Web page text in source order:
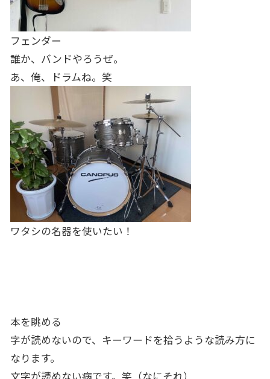
フェンダー
誰か、バンドやろうぜ。
あ、俺、ドラムね。笑
ワタシの名器を使いたい！
本を眺める
字が読めないので、キーワードを拾うような読み方に
なります。
文字が読めない病です。笑（なにそれ）